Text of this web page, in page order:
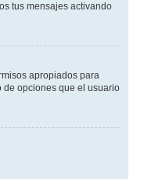
tus mensajes activando
apropiados para
de opciones que el usuario